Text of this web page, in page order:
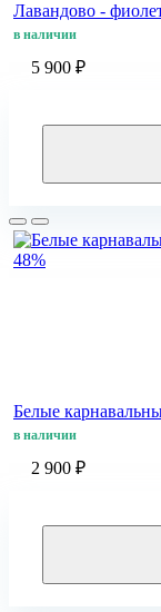
Лавандово -
в наличии
5 900 ₽
48%
Белые
в наличии
2 900 ₽